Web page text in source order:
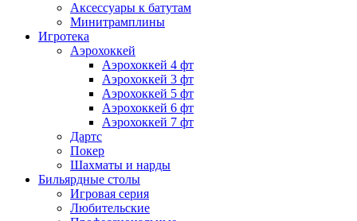
Аксессуары к батутам
Минитрамплины
Игротека
Аэрохоккей
Аэрохоккей 4 фт
Аэрохоккей 3 фт
Аэрохоккей 5 фт
Аэрохоккей 6 фт
Аэрохоккей 7 фт
Дартс
Покер
Шахматы и нарды
Бильярдные столы
Игровая серия
Любительские